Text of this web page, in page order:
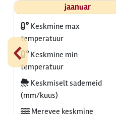
‹
jaanuar
Keskmine max
temperatuur
Keskmine min
temperatuur
Keskmiselt sademeid
(mm/kuus)
Merevee keskmine